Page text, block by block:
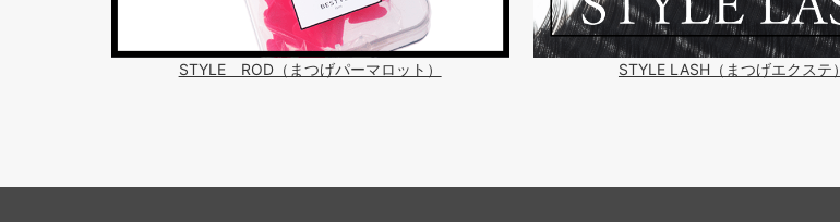
STYLE ROD（まつげパーマロット） STYLE LASH（まつげエクステ）